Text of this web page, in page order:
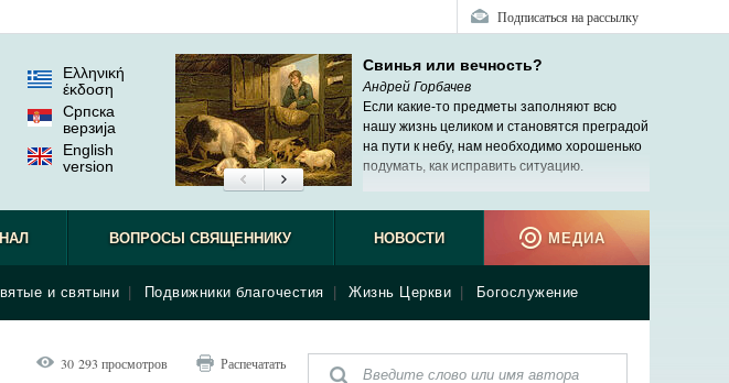
Подписаться на рассылку
Ελληνική
έκδοση
Српска
верзиjа
English
version
Свинья или вечность?
Андрей Горбачев
Если какие-то предметы заполняют всю
нашу жизнь целиком и становятся преградой
на пути к небу, нам необходимо хорошенько
подумать, как исправить ситуацию.
и святыни Подвижники благочестия Жизнь Церкви Богослужение
ВОПРОСЫ СВЯЩЕННИКУ НОВОСТИ МЕДИА
30 293 просмотров Распечатать